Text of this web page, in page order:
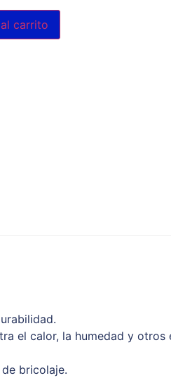
carrito
el calor, la humedad y otros
bricolaje.